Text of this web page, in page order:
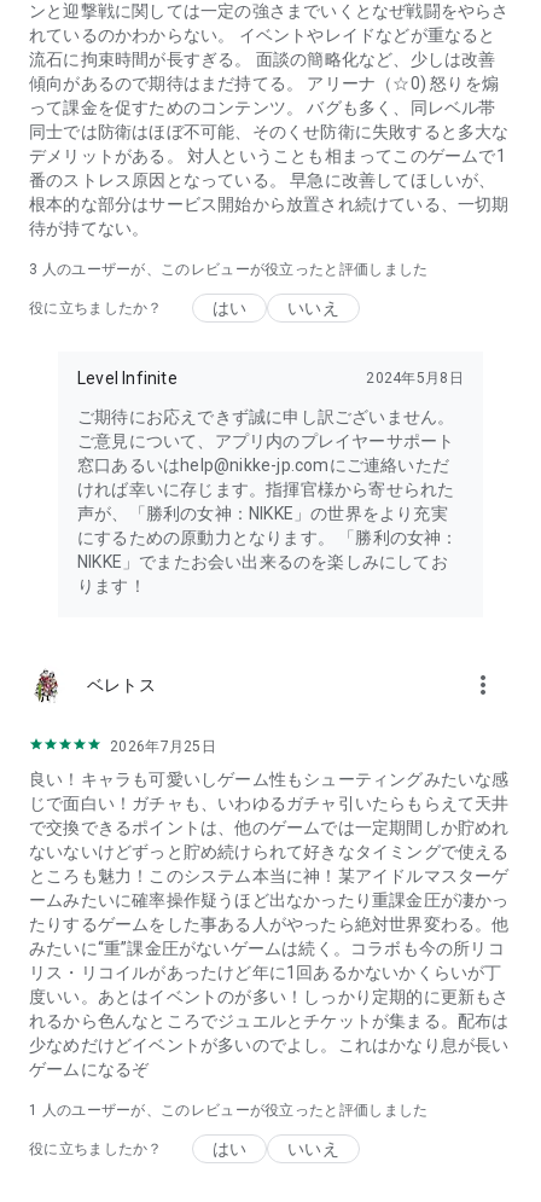
ンと迎撃戦に関しては一定の強さまでいくとなぜ戦闘をやらさ
れているのかわからない。 イベントやレイドなどが重なると
流石に拘束時間が長すぎる。 面談の簡略化など、少しは改善
傾向があるので期待はまだ持てる。 アリーナ（☆0) 怒りを煽
って課金を促すためのコンテンツ。 バグも多く、同レベル帯
同士では防衛はほぼ不可能、そのくせ防衛に失敗すると多大な
デメリットがある。 対人ということも相まってこのゲームで1
番のストレス原因となっている。 早急に改善してほしいが、
根本的な部分はサービス開始から放置され続けている、一切期
待が持てない。
3 人のユーザーが、このレビューが役立ったと評価しました
役に立ちましたか？ はい いいえ
Level Infinite 2024年5月8日
ご期待にお応えできず誠に申し訳ございません。
ご意見について、アプリ内のプレイヤーサポート
窓口あるいはhelp@nikke-jp.comにご連絡いただ
ければ幸いに存じます。指揮官様から寄せられた
声が、「勝利の女神：NIKKE」の世界をより充実
にするための原動力となります。 「勝利の女神：
NIKKE」でまたお会い出来るのを楽しみにしてお
ります！
ベレトス more_vert
2026年7月25日
良い！キャラも可愛いしゲーム性もシューティングみたいな感
じで面白い！ガチャも、いわゆるガチャ引いたらもらえて天井
で交換できるポイントは、他のゲームでは一定期間しか貯めれ
ないないけどずっと貯め続けられて好きなタイミングで使える
ところも魅力！このシステム本当に神！某アイドルマスターゲ
ームみたいに確率操作疑うほど出なかったり重課金圧が凄かっ
たりするゲームをした事ある人がやったら絶対世界変わる。他
みたいに“重”課金圧がないゲームは続く。コラボも今の所リコ
リス・リコイルがあったけど年に1回あるかないかくらいが丁
度いい。あとはイベントのが多い！しっかり定期的に更新もさ
れるから色んなところでジュエルとチケットが集まる。配布は
少なめだけどイベントが多いのでよし。これはかなり息が長い
ゲームになるぞ
1 人のユーザーが、このレビューが役立ったと評価しました
役に立ちましたか？ はい いいえ